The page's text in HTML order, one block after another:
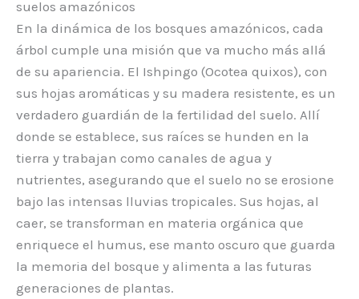
suelos amazónicos
En la dinámica de los bosques amazónicos, cada
árbol cumple una misión que va mucho más allá
de su apariencia. El Ishpingo (Ocotea quixos), con
sus hojas aromáticas y su madera resistente, es un
verdadero guardián de la fertilidad del suelo. Allí
donde se establece, sus raíces se hunden en la
tierra y trabajan como canales de agua y
nutrientes, asegurando que el suelo no se erosione
bajo las intensas lluvias tropicales. Sus hojas, al
caer, se transforman en materia orgánica que
enriquece el humus, ese manto oscuro que guarda
la memoria del bosque y alimenta a las futuras
generaciones de plantas.